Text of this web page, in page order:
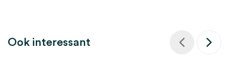
Ook interessant